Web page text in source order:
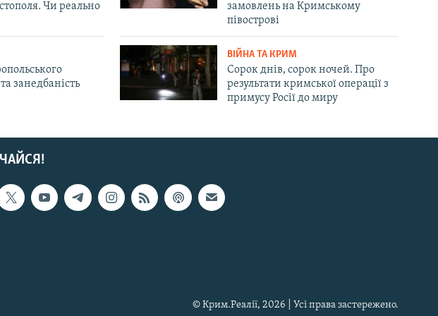
Чи реально
замовлень на Кримському
півострові
занедбаність
ВІЙНА ТА КРИМ
Сорок днів, сорок ночей. Про
результати кримської операції з
примусу Росії до миру
© Крим.Реалії, 2026 | Усі права застережено.